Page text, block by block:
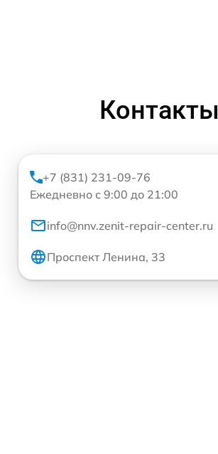
Контакты
+7 (831) 231-09-76
Ежедневно с 9:00 до 21:00
info@nnv.zenit-repair-center.ru
Проспект Ленина, 33